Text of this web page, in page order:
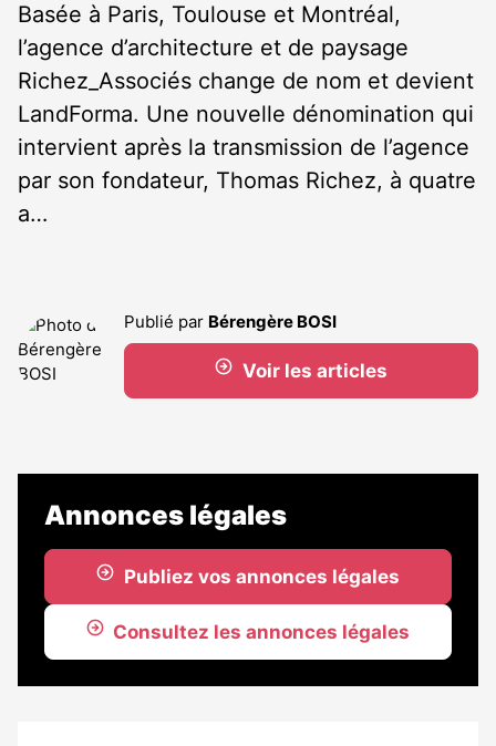
Basée à Paris, Toulouse et Montréal,
l’agence d’architecture et de paysage
Richez_Associés change de nom et devient
LandForma. Une nouvelle dénomination qui
intervient après la transmission de l’agence
par son fondateur, Thomas Richez, à quatre
a…
Publié par Bérengère BOSI
Voir les articles
Annonces légales
Publiez vos annonces légales
Consultez les annonces légales